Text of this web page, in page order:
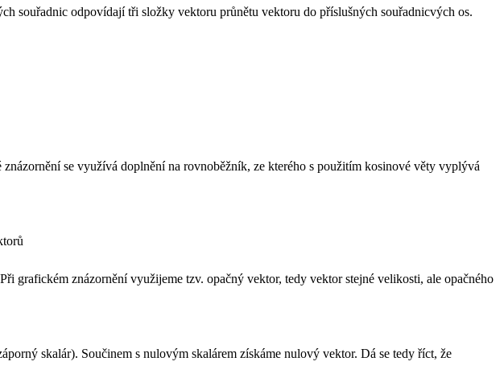
souřadnic odpovídají tři složky vektoru průnětu vektoru do příslušných souřadnicvých os.
se využívá doplnění na rovnoběžník, ze kterého s použitím kosinové věty vyplývá
grafickém znázornění využijeme tzv. opačný vektor, tedy vektor stejné velikosti, ale opačného
skalár). Součinem s nulovým skalárem získáme nulový vektor. Dá se tedy říct, že